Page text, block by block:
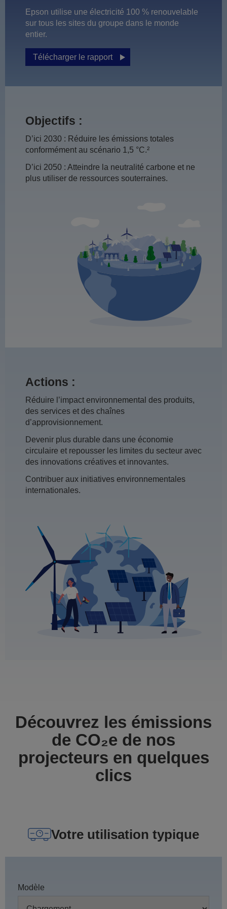
Epson utilise une électricité 100 % renouvelable
sur tous les sites du groupe dans le monde
entier.
Télécharger le rapport
Objectifs :
D’ici 2030 : Réduire les émissions totales
conformément au scénario 1,5 °C.²
D’ici 2050 : Atteindre la neutralité carbone et ne
plus utiliser de ressources souterraines.
Actions :
Réduire l’impact environnemental des produits,
des services et des chaînes
d’approvisionnement.
Devenir plus durable dans une économie
circulaire et repousser les limites du secteur avec
des innovations créatives et innovantes.
Contribuer aux initiatives environnementales
internationales.
Découvrez les émissions
de CO₂e de nos
projecteurs en quelques
clics
Votre utilisation typique
Modèle